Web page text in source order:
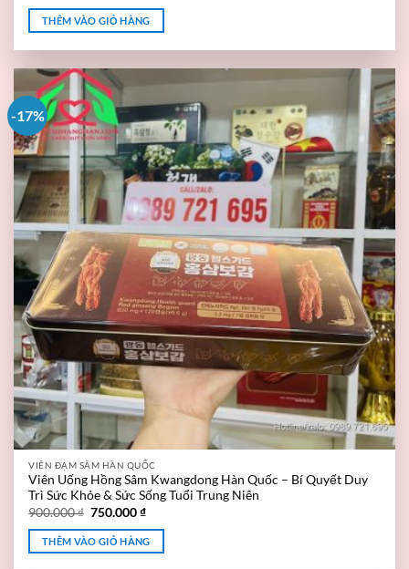
THÊM VÀO GIỎ HÀNG
-17%
VIÊN ĐẠM SÂM HÀN QUỐC
Viên Uống Hồng Sâm Kwangdong Hàn Quốc – Bí Quyết Duy
Trì Sức Khỏe & Sức Sống Tuổi Trung Niên
900.000₫ 750.000₫
THÊM VÀO GIỎ HÀNG